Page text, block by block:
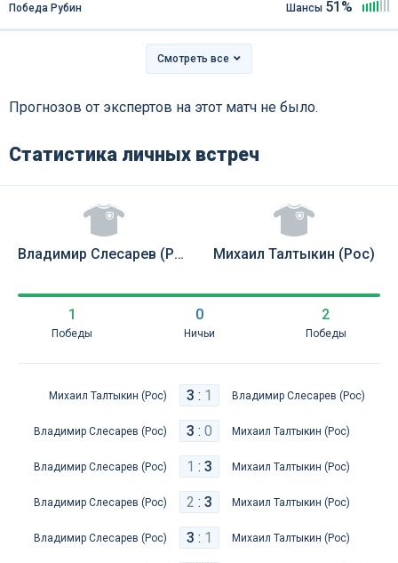
Победа Рубин Шансы 51%
Смотреть все
Прогнозов от экспертов на этот матч не было.
Статистика личных встреч
Владимир Слесарев (Рос)
1
Победы
0
Ничьи
2
Победы
Михаил Талтыкин (Рос)
Михаил Талтыкин (Рос) 3 : 1 Владимир Слесарев (Рос)
Владимир Слесарев (Рос) 3 : 0 Михаил Талтыкин (Рос)
Владимир Слесарев (Рос) 1 : 3 Михаил Талтыкин (Рос)
Владимир Слесарев (Рос) 2 : 3 Михаил Талтыкин (Рос)
Владимир Слесарев (Рос) 3 : 1 Михаил Талтыкин (Рос)